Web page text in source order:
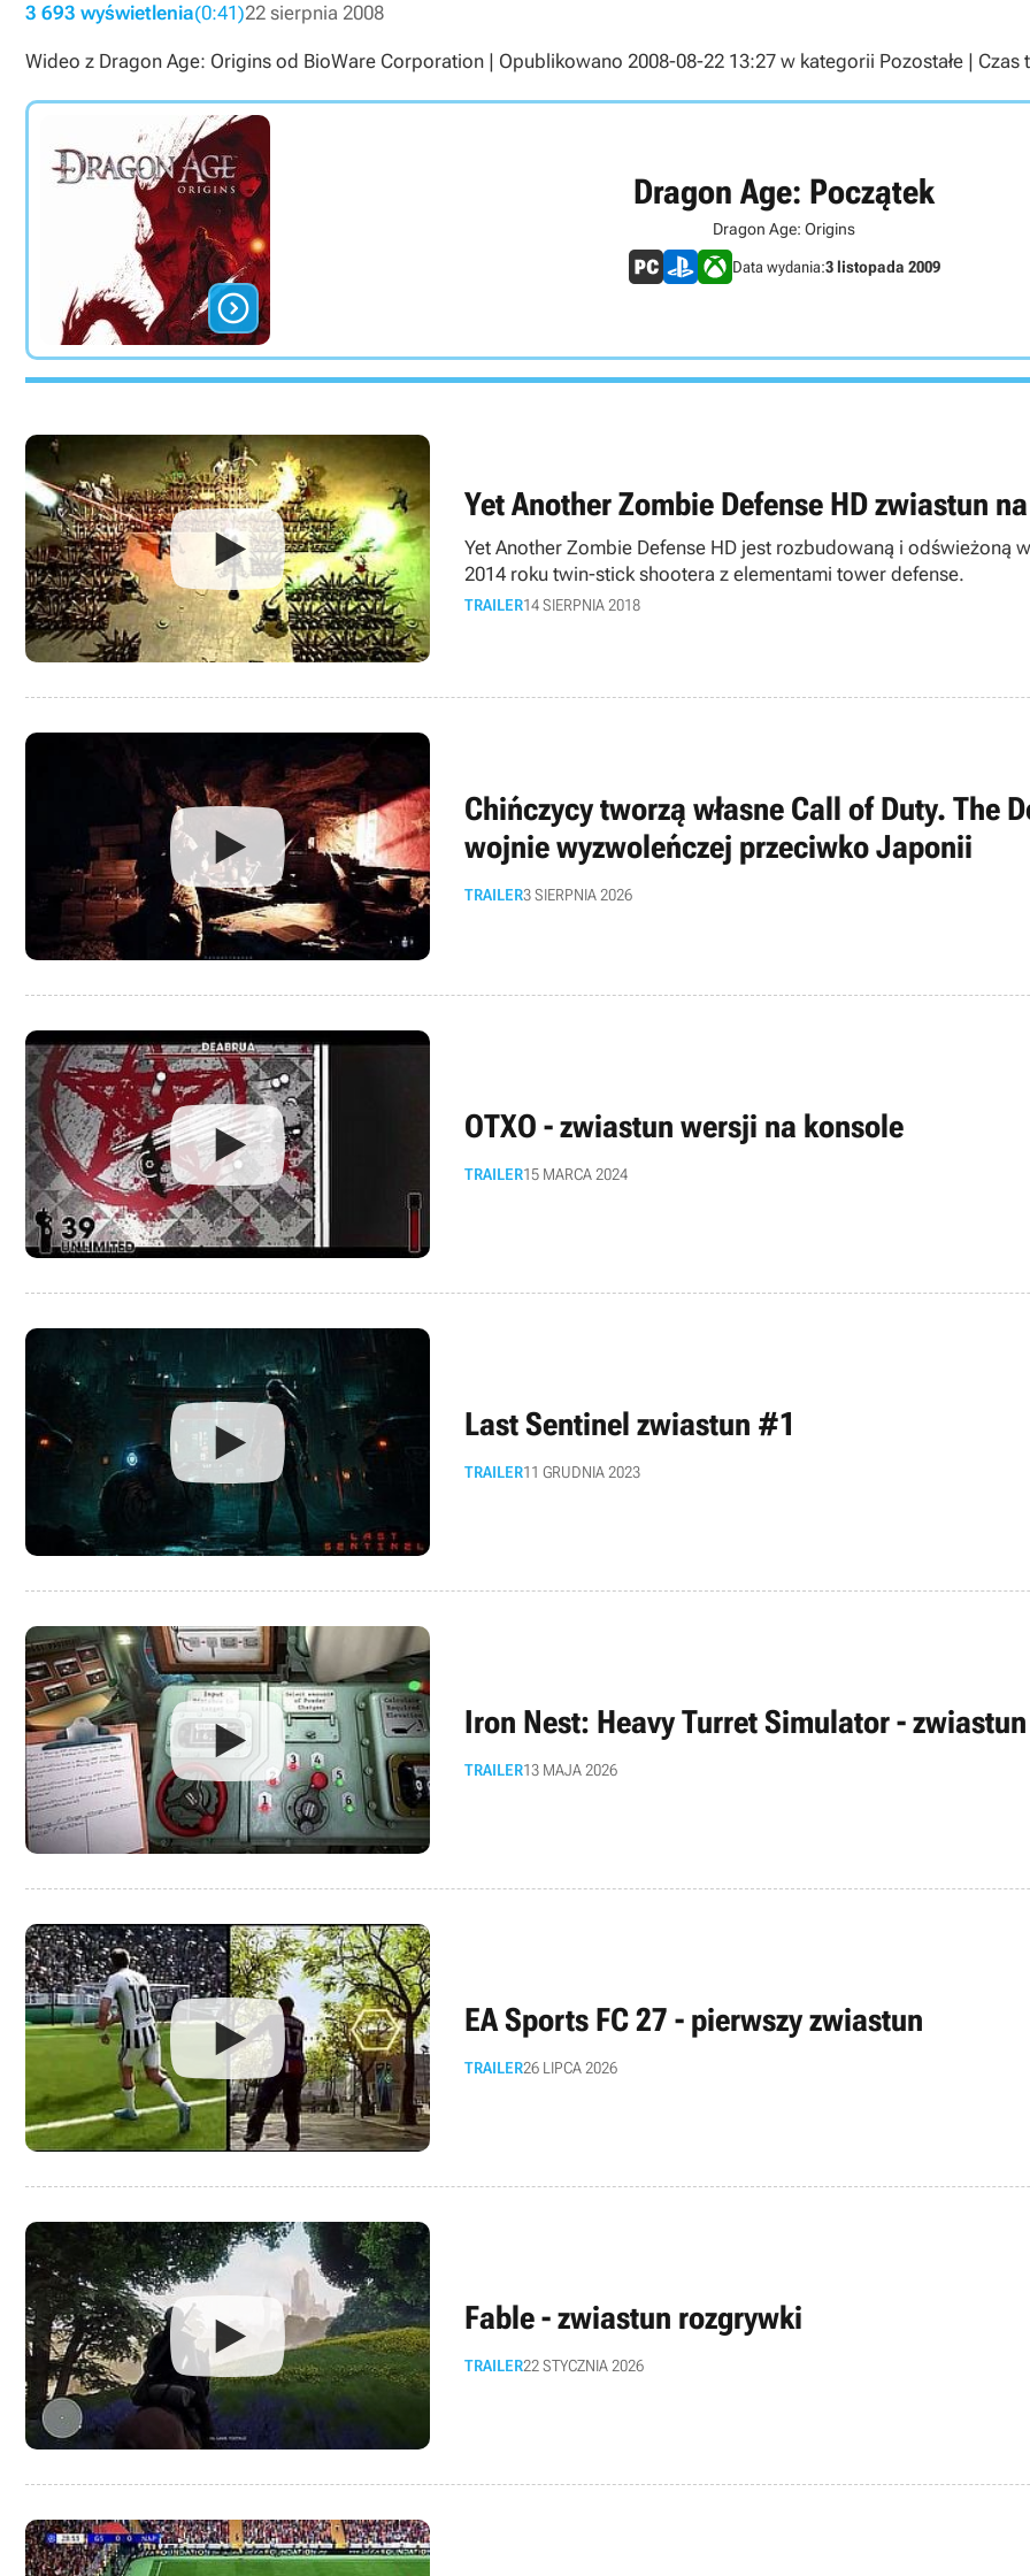
3 693 wyświetlenia(0:41)22 sierpnia 2008
Wideo z Dragon Age: Origins od BioWare Corporation | Opublikowano 2008-08-22 13:27 w kategorii Pozostałe | Czas

Dragon Age: Początek
Dragon Age: Origins
Data wydania:3 listopada 2009
Yet Another Zombie Defense HD zwiastun
Yet Another Zombie Defense HD jest rozbudowaną i odświeżoną
2014 roku twin-stick shootera z elementami tower defense.
TRAILER14 SIERPNIA 2018
Chińczycy tworzą własne Call of Duty. The
wojnie wyzwoleńczej przeciwko Japonii
TRAILER3 SIERPNIA 2026
OTXO - zwiastun wersji na konsole
TRAILER15 MARCA 2024
Last Sentinel zwiastun #1
TRAILER11 GRUDNIA 2023
Iron Nest: Heavy Turret Simulator -
TRAILER13 MAJA 2026
EA Sports FC 27 - pierwszy zwiastun
TRAILER26 LIPCA 2026
Fable - zwiastun rozgrywki
TRAILER22 STYCZNIA 2026